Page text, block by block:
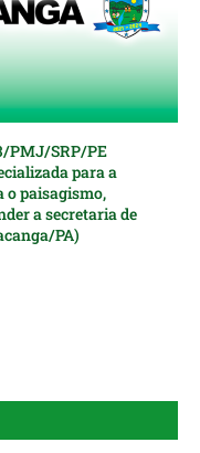
PMJ/SRP/PE
para a
o paisagismo,
a secretaria de
PA)